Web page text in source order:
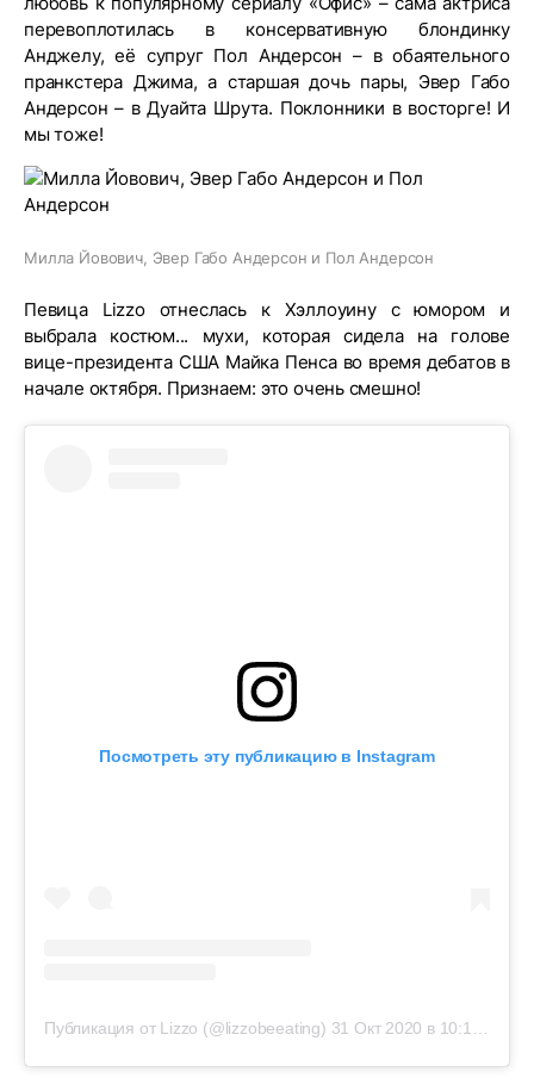
перевоплотилась в консервативную блондинку
Анджелу, её супруг Пол Андерсон – в обаятельного
пранкстера Джима, а старшая дочь пары, Эвер Габо
Андерсон – в Дуайта Шрута. Поклонники в восторге! И
мы тоже!
Милла Йовович, Эвер Габо Андерсон и Пол Андерсон
Певица Lizzo отнеслась к Хэллоуину с юмором и
выбрала костюм... мухи, которая сидела на голове
вице-президента США Майка Пенса во время дебатов в
начале октября. Признаем: это очень смешно!
Посмотреть эту публикацию в Instagram
Публикация от Lizzo (@lizzobeeating) 31 Окт 2020 в 10:14 PDT